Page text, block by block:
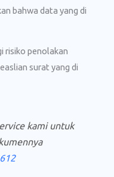
bahwa data yang di
risiko penolakan
surat yang di
kami untuk